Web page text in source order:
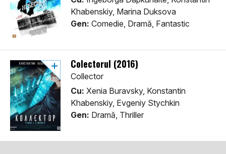
Khabenskiy, Marina Duksova
Gen: Comedie, Dramă, Fantastic
Colectorul (2016)
Collector
Cu: Xenia Buravsky, Konstantin
Khabenskiy, Evgeniy Stychkin
Gen: Dramă, Thriller